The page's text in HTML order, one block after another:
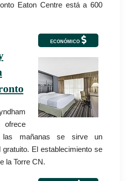
Eaton Centre está a 600
ECONÓMICO
ofrece
las mañanas se sirve un
gratuito. El establecimiento se
la Torre CN.